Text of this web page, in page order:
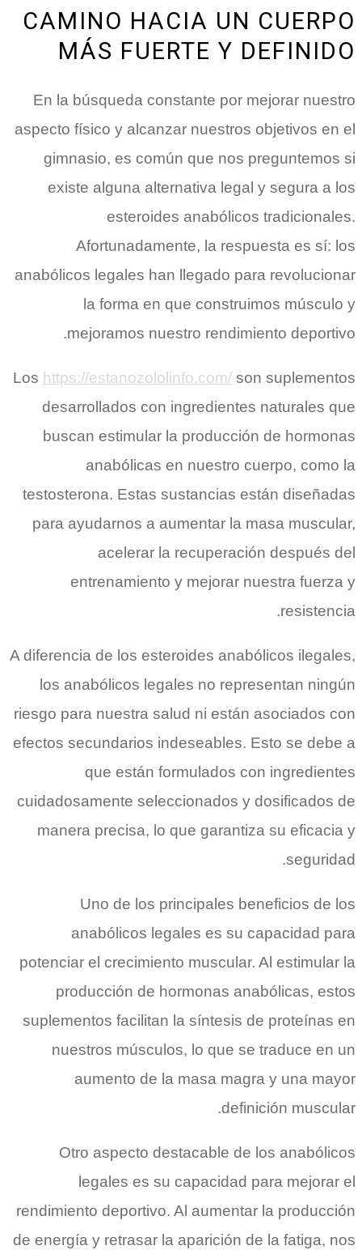
CAMINO HACIA UN CUERPO
MÁS FUERTE Y DEFINIDO
En la búsqueda constante por mejorar nuestro
aspecto físico y alcanzar nuestros objetivos en el
gimnasio, es común que nos preguntemos si
existe alguna alternativa legal y segura a los
esteroides anabólicos tradicionales.
Afortunadamente, la respuesta es sí: los
anabólicos legales han llegado para revolucionar
la forma en que construimos músculo y
mejoramos nuestro rendimiento deportivo.
Los https://estanozololinfo.com/ son suplementos
desarrollados con ingredientes naturales que
buscan estimular la producción de hormonas
anabólicas en nuestro cuerpo, como la
testosterona. Estas sustancias están diseñadas
para ayudarnos a aumentar la masa muscular,
acelerar la recuperación después del
entrenamiento y mejorar nuestra fuerza y
resistencia.
A diferencia de los esteroides anabólicos ilegales,
los anabólicos legales no representan ningún
riesgo para nuestra salud ni están asociados con
efectos secundarios indeseables. Esto se debe a
que están formulados con ingredientes
cuidadosamente seleccionados y dosificados de
manera precisa, lo que garantiza su eficacia y
seguridad.
Uno de los principales beneficios de los
anabólicos legales es su capacidad para
potenciar el crecimiento muscular. Al estimular la
producción de hormonas anabólicas, estos
suplementos facilitan la síntesis de proteínas en
nuestros músculos, lo que se traduce en un
aumento de la masa magra y una mayor
definición muscular.
Otro aspecto destacable de los anabólicos
legales es su capacidad para mejorar el
rendimiento deportivo. Al aumentar la producción
de energía y retrasar la aparición de la fatiga, nos